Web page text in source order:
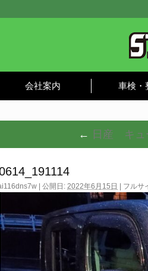
会社案内 車検・
← 日産 キュ
公開日: 2022年6月15日 フルサ